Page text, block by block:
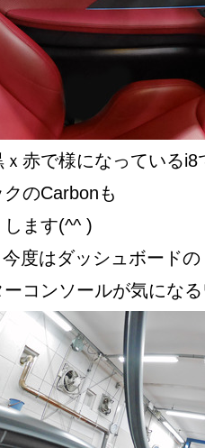
ｘ赤で様になっているi8
のCarbonも
ます(^^ )ゞ
度はダッシュボードの
コンソールが気にな